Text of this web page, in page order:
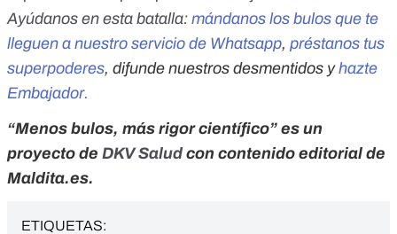
Ayúdanos en esta batalla: mándanos los bulos que te
lleguen a nuestro servicio de Whatsapp, préstanos tus
superpoderes, difunde nuestros desmentidos yhazte
Embajador.
“Menos bulos, más rigor científico” es un
proyecto de DKV Salud con contenido editorial de
Maldita.es.
ETIQUETAS: